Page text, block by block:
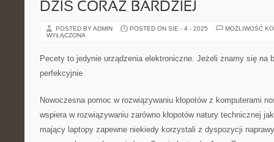
DZIŚ CORAZ BARDZIEJ
POSTED BY ADMIN POSTED ON SIE - 4 - 2025
MOŻLIWOŚĆ
WYŁĄCZONA
Pecety to jedynie urządzenia elektroniczne. Jeżeli znamy się na
perfekcyjnie
Nowoczesna pomoc w rozwiązywaniu kłopotów z komputerami
wspiera w rozwiązywaniu zarówno kłopotów natury technicznej
mający laptopy zapewne niekiedy korzystali z dyspozycji